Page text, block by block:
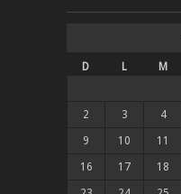
D L M
2 3 4
9 10 11
16 17 18